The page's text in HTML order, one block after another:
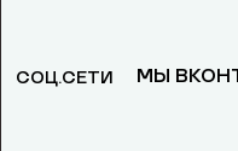
СОЦ.СЕТИ МЫ